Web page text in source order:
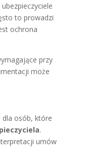
to prowadzi
ochrona
przy
może
dla osób, które
.
umów